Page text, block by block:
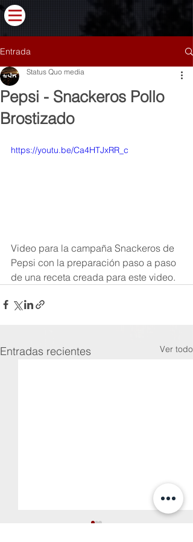
Entrada
Pepsi - Snackeros Pollo
Brostizado
Status Quo media
https://youtu.be/Ca4HTJxRR_c
Video para la campaña Snackeros de
Pepsi con la preparación paso a paso
de una receta creada para este video.
Entradas recientes Ver todo